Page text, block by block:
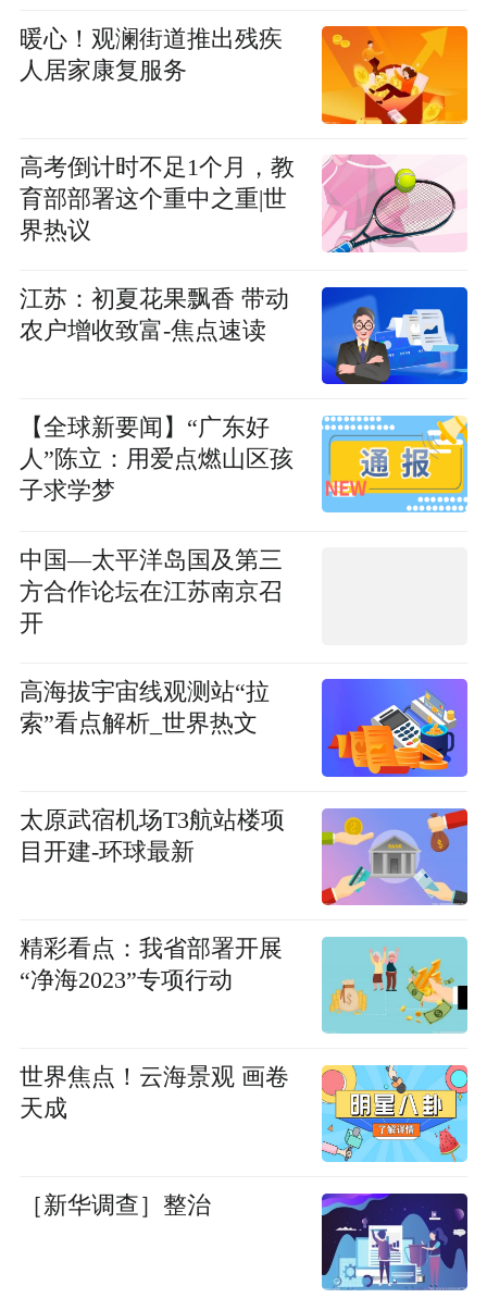
暖心！观澜街道推出残疾
人居家康复服务
高考倒计时不足1个月，教
育部部署这个重中之重|世
界热议
江苏：初夏花果飘香 带动
农户增收致富-焦点速读
【全球新要闻】“广东好
人”陈立：用爱点燃山区孩
子求学梦
中国—太平洋岛国及第三
方合作论坛在江苏南京召
开
高海拔宇宙线观测站“拉
索”看点解析_世界热文
太原武宿机场T3航站楼项
目开建-环球最新
精彩看点：我省部署开展
“净海2023”专项行动
世界焦点！云海景观 画卷
天成
［新华调查］整治